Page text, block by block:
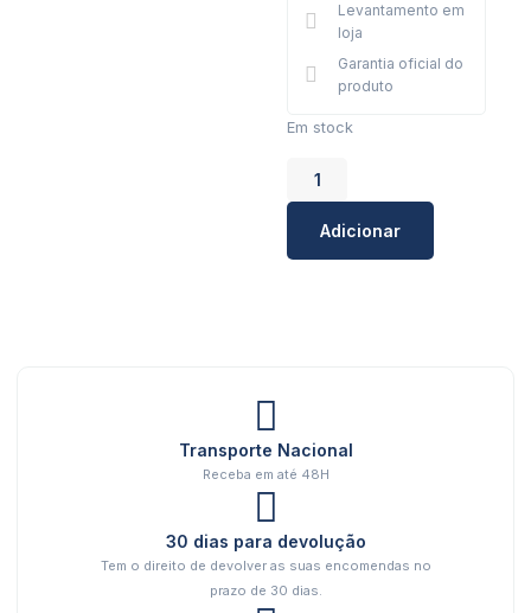
Levantamento em
loja
Garantia oficial do
produto
Em stock
Adicionar
Transporte Nacional
Receba em até 48H
30 dias para devolução
Tem o direito de devolver as suas encomendas no
prazo de 30 dias.